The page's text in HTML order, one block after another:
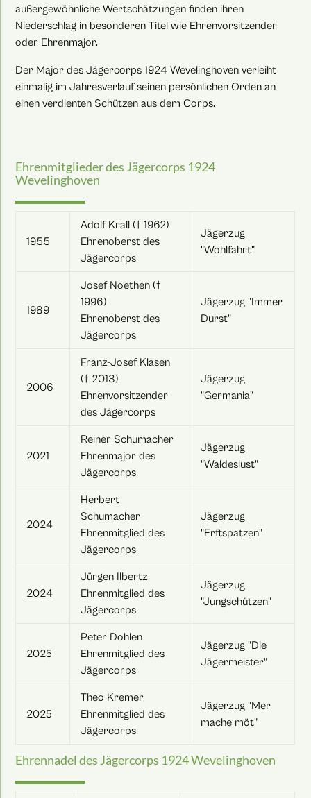
außergewöhnliche Wertschätzungen finden ihren
Niederschlag in besonderen Titel wie Ehrenvorsitzender
oder Ehrenmajor.
Der Major des Jägercorps 1924 Wevelinghoven verleiht
einmalig im Jahresverlauf seinen persönlichen Orden an
einen verdienten Schützen aus dem Corps.
Ehrenmitglieder des Jägercorps 1924
Wevelinghoven
1955
Adolf Krall († 1962)
Ehrenoberst des
Jägercorps
Jägerzug
"Wohlfahrt"
1989
Josef Noethen (†
1996)
Ehrenoberst des
Jägercorps
Jägerzug "Immer
Durst"
2006
Franz-Josef Klasen
(† 2013)
Ehrenvorsitzender
des Jägercorps
Jägerzug
"Germania"
2021
Reiner Schumacher
Ehrenmajor des
Jägercorps
Jägerzug
"Waldeslust"
2024
Herbert
Schumacher
Ehrenmitglied des
Jägercorps
Jägerzug
"Erftspatzen"
2024
Jürgen Ilbertz
Ehrenmitglied des
Jägercorps
Jägerzug
"Jungschützen"
2025
Peter Dohlen
Ehrenmitglied des
Jägercorps
Jägerzug "Die
Jägermeister"
2025
Theo Kremer
Ehrenmitglied des
Jägercorps
Jägerzug "Mer
mache möt"
Ehrennadel des Jägercorps 1924 Wevelinghoven